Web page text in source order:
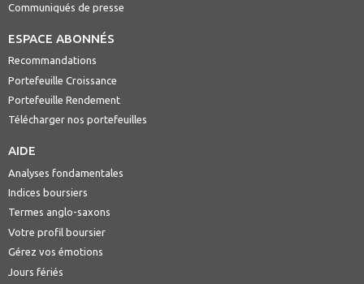
Communiqués de presse
ESPACE ABONNÉS
Recommandations
Portefeuille Croissance
Portefeuille Rendement
Télécharger nos portefeuilles
AIDE
Analyses fondamentales
Indices boursiers
Termes anglo-saxons
Votre profil boursier
Gérez vos émotions
Jours fériés